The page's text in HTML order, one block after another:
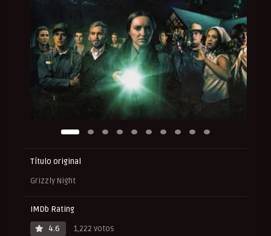
Título original
Grizzly Night
IMDb Rating
4.6
1,222 votos